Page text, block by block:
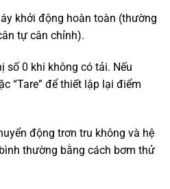
khởi động hoàn toàn (thường
tự cân chỉnh).
số 0 khi không có tải. Nếu
“Tare” để thiết lập lại điểm
động trơn tru không và hệ
thường bằng cách bơm thử